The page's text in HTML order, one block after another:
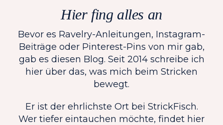
Hier fing alles an
Bevor es Ravelry-Anleitungen, Instagram-
Beiträge oder Pinterest-Pins von mir gab,
gab es diesen Blog. Seit 2014 schreibe ich
hier über das, was mich beim Stricken
bewegt.
Er ist der ehrlichste Ort bei StrickFisch.
Wer tiefer eintauchen möchte, findet hier